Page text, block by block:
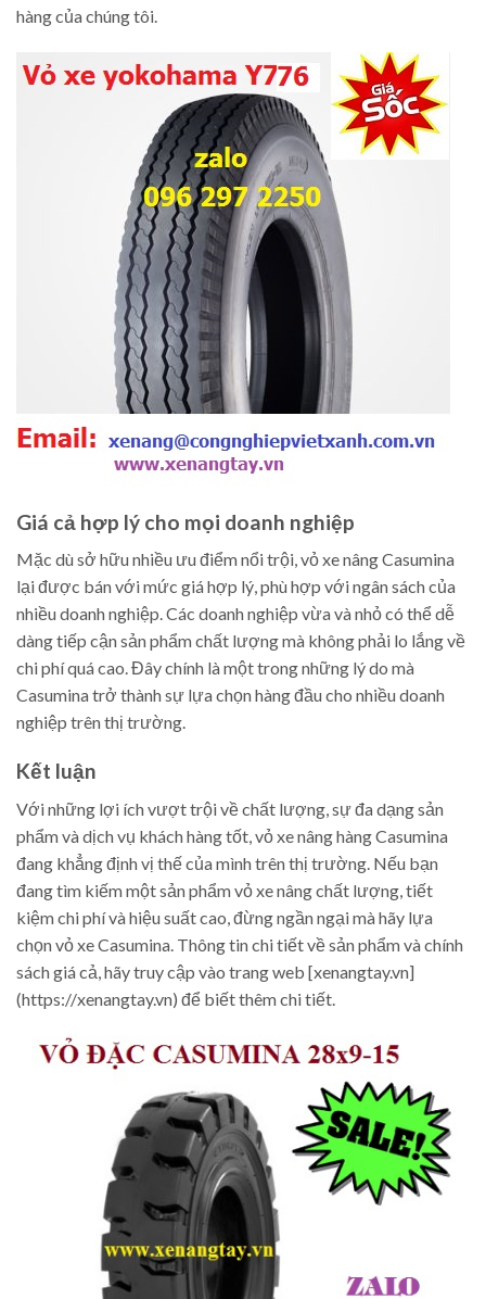
hàng của chúng tôi.
Giá cả hợp lý cho mọi doanh nghiệp
Mặc dù sở hữu nhiều ưu điểm nổi trội, vỏ xe nâng Casumina
lại được bán với mức giá hợp lý, phù hợp với ngân sách của
nhiều doanh nghiệp. Các doanh nghiệp vừa và nhỏ có thể dễ
dàng tiếp cận sản phẩm chất lượng mà không phải lo lắng về
chi phí quá cao. Đây chính là một trong những lý do mà
Casumina trở thành sự lựa chọn hàng đầu cho nhiều doanh
nghiệp trên thị trường.
Kết luận
Với những lợi ích vượt trội về chất lượng, sự đa dạng sản
phẩm và dịch vụ khách hàng tốt, vỏ xe nâng hàng Casumina
đang khẳng định vị thế của mình trên thị trường. Nếu bạn
đang tìm kiếm một sản phẩm vỏ xe nâng chất lượng, tiết
kiệm chi phí và hiệu suất cao, đừng ngần ngại mà hãy lựa
chọn vỏ xe Casumina. Thông tin chi tiết về sản phẩm và chính
sách giá cả, hãy truy cập vào trang web [xenangtay.vn]
(https://xenangtay.vn) để biết thêm chi tiết.